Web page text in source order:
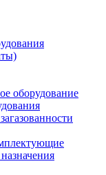
оборудование